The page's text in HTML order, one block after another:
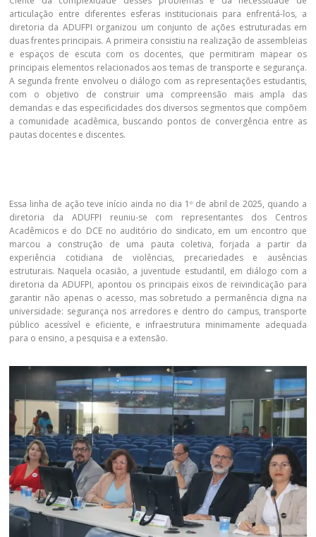
articulação entre diferentes esferas institucionais para enfrentá-los, a
diretoria da ADUFPI organizou um conjunto de ações estruturadas em
duas frentes principais. A primeira consistiu na realização de assembleias
e espaços de escuta com os docentes, que permitiram mapear os
principais elementos relacionados aos temas de transporte e segurança.
A segunda frente envolveu o diálogo com as representações estudantis,
com o objetivo de construir uma compreensão mais ampla das
demandas e das especificidades dos diversos segmentos que compõem
a comunidade acadêmica, buscando pontos de convergência entre as
pautas docentes e discentes.
Essa linha de ação teve início ainda no dia 1º de abril de 2025, quando a
diretoria da ADUFPI reuniu-se com representantes dos Centros
Acadêmicos e do DCE no auditório do sindicato, em um encontro que
marcou a construção de uma pauta coletiva, forjada a partir da
experiência cotidiana de violências, precariedades e ausências
estruturais. Naquela ocasião, a juventude estudantil, em diálogo com a
diretoria da ADUFPI, apontou os principais eixos de reivindicação para
garantir não apenas o acesso, mas sobretudo a permanência digna na
universidade: segurança nos arredores e dentro do campus, transporte
público acessível e eficiente, e infraestrutura minimamente adequada
para o ensino, a pesquisa e a extensão.